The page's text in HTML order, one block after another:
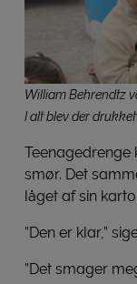
William Behrendtz
I alt blev der
Teenagedrenge
smør. Det
låget af sin
”Den er klar,”
”Det smager